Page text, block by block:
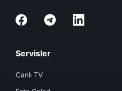
Servisler
Canlı TV